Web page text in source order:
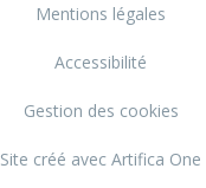
Mentions légales
Accessibilité
Gestion des cookies
Site créé avec Artifica One